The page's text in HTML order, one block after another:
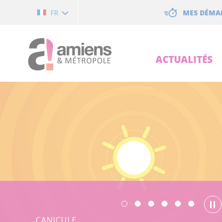
FR MES
ACTUALITÉS
SÉCURITÉ-PRÉVENTION
CASQUE OBLIGATOIRE
POUR LES